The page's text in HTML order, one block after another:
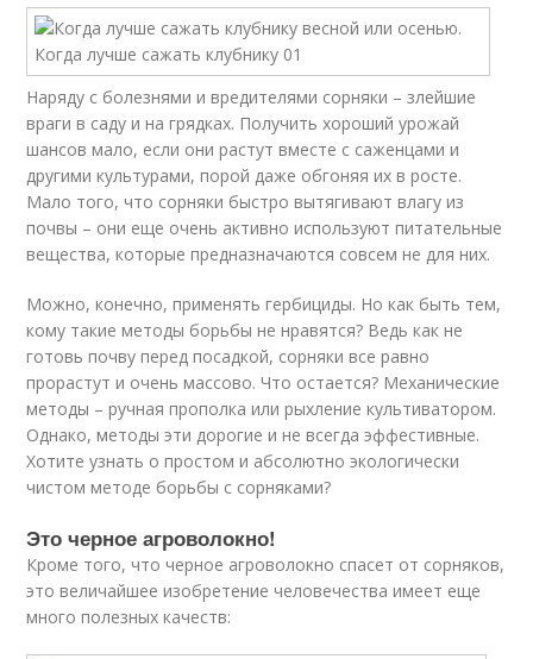
Наряду с болезнями и вредителями сорняки – злейшие
враги в саду и на грядках. Получить хороший урожай
шансов мало, если они растут вместе с саженцами и
другими культурами, порой даже обгоняя их в росте.
Мало того, что сорняки быстро вытягивают влагу из
почвы – они еще очень активно используют питательные
вещества, которые предназначаются совсем не для них.
Можно, конечно, применять гербициды. Но как быть тем,
кому такие методы борьбы не нравятся? Ведь как не
готовь почву перед посадкой, сорняки все равно
прорастут и очень массово. Что остается? Механические
методы – ручная прополка или рыхление культиватором.
Однако, методы эти дорогие и не всегда эффестивные.
Хотите узнать о простом и абсолютно экологически
чистом методе борьбы с сорняками?
Это черное агроволокно!
Кроме того, что черное агроволокно спасет от сорняков,
это величайшее изобретение человечества имеет еще
много полезных качеств: